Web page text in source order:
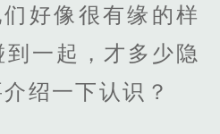
好像很有缘的样
一起，才多少隐
绍一下认识？